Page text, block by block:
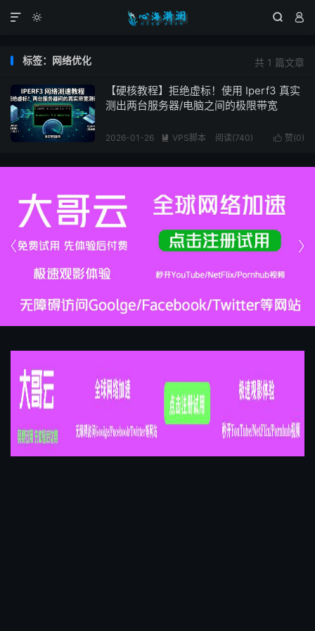
  

共 1 篇文章
标签：网络优化
【硬核教程】拒绝虚标！使用 Iperf3 真实
测出两台服务器/电脑之间的极限带宽
 赞(0)
2026-01-26  VPS脚本 阅读(740)

